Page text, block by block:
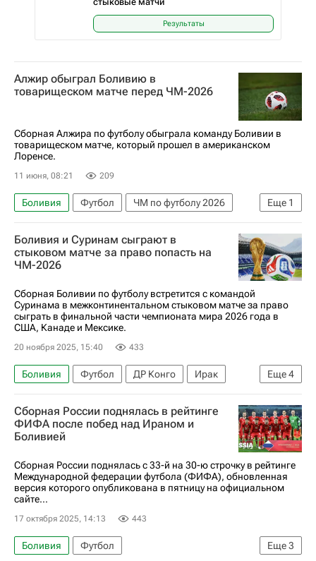
Результаты
Алжир обыграл Боливию в
товарищеском матче перед ЧМ-2026
Сборная Алжира по футболу обыграла команду Боливии в
товарищеском матче, который прошел в американском
Лоренсе.
11 июня, 08:21 209
Еще 1
Боливия Футбол
ЧМ по футболу 2026
Алжир
Боливия и Суринам сыграют в
стыковом матче за право попасть на
ЧМ-2026
Сборная Боливии по футболу встретится с командой
Суринама в межконтинентальном стыковом матче за право
сыграть в финальной части чемпионата мира 2026 года в
США, Канаде и Мексике.
20 ноября 2025, 15:40 433
Еще4
Боливия Футбол ДР Конго
Ирак
Новая Каледония
Ямайка
Спорт
ЧМ по футболу 2026
Сборная России поднялась в рейтинге
ФИФА после побед над Ираном и
Боливией
Сборная России поднялась с 33-й на 30-ю строчку в рейтинге
Международной федерации футбола (ФИФА), обновленная
версия которого опубликована в пятницу на официальном
сайте...
17 октября 2025, 14:13 443
Еще3
Боливия
Футбол